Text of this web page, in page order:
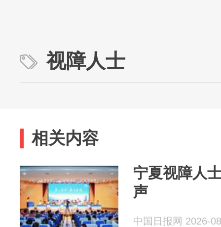
视障人士
相关内容
宁夏视障人
声
中国日报网 2026-